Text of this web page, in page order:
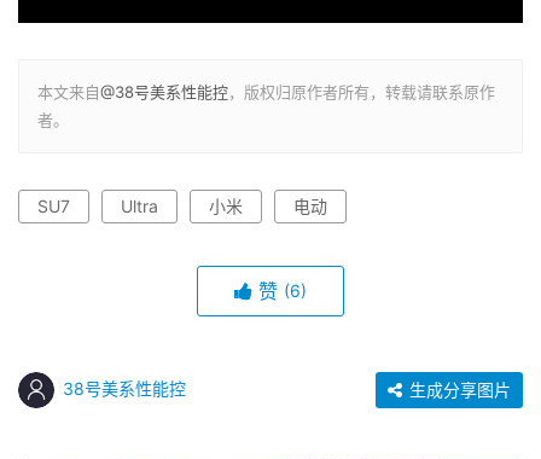
本文来自@38号美系性能控，版权归原作者所有，转载请联系原作
者。
SU7 Ultra 小米 电动
赞 (6)
38号美系性能控 生成分享图片